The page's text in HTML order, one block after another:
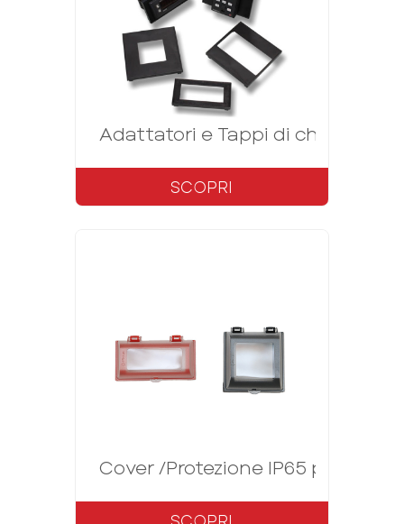
Adattatori e Tappi di chiusura
SCOPRI
Cover /Protezione IP65 per
SCOPRI